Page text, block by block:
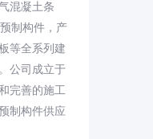
混凝土条
制构件，产
等全系列建
公司成立于
完善的施工
制构件供应